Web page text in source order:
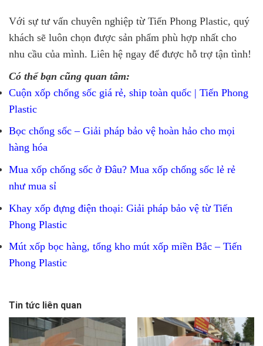
Với sự tư vấn chuyên nghiệp từ Tiến Phong Plastic, quý
khách sẽ luôn chọn được sản phẩm phù hợp nhất cho
nhu cầu của mình. Liên hệ ngay để được hỗ trợ tận tình!
Có thể bạn cũng quan tâm:
Cuộn xốp chống sốc giá rẻ, ship toàn quốc | Tiến Phong
Plastic
Bọc chống sốc – Giải pháp bảo vệ hoàn hảo cho mọi
hàng hóa
Mua xốp chống sốc ở Đâu? Mua xốp chống sốc lẻ rẻ
như mua sỉ
Khay xốp đựng điện thoại: Giải pháp bảo vệ từ Tiến
Phong Plastic
Mút xốp bọc hàng, tổng kho mút xốp miền Bắc – Tiến
Phong Plastic
Tin tức liên quan